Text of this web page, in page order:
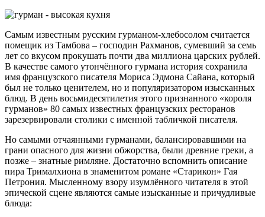
Самым известным русским гурманом-хлебосолом считается
помещик из Тамбова – господин Рахманов, сумевший за семь
лет со вкусом прокушать почти два миллиона царских рублей.
В качестве самого утончённого гурмана история сохранила
имя французского писателя Мориса Эдмона Сайана, который
был не только ценителем, но и популяризатором изысканных
блюд. В день восьмидесятилетия этого признанного «короля
гурманов» 80 самых известных французских ресторанов
зарезервировали столики с именной табличкой писателя.
Но самыми отчаянными гурманами, балансировавшими на
грани опасного для жизни обжорства, были древние греки, а
позже – знатные римляне. Достаточно вспомнить описание
пира Трималхиона в знаменитом романе «Старикон» Гая
Петрония. Мысленному взору изумлённого читателя в этой
эпической сцене являются самые изысканные и причудливые
блюда: